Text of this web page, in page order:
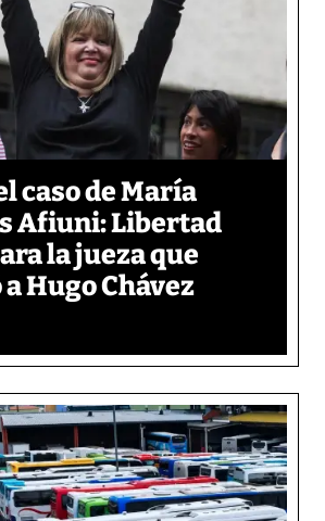
caso de María
Afiuni: Libertad
la jueza que
Hugo Chávez